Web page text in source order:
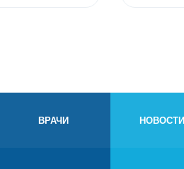
ВРАЧИ НОВОСТИ